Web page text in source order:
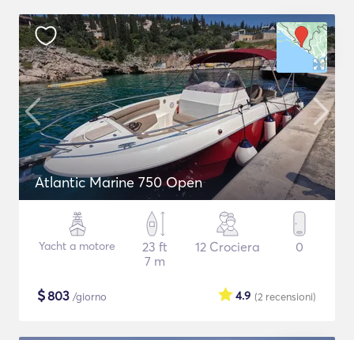
Atlantic Marine 750 Open
Yacht a motore
23 ft
7 m
12 Crociera 0
$803 /giorno (2 recensioni)
4.9